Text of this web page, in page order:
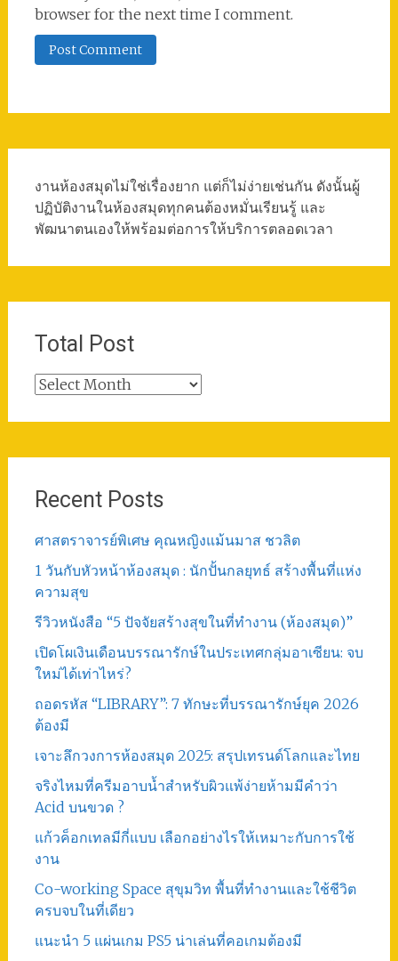
browser for the next time I comment.
งานห้องสมุดไม่ใช่เรื่องยาก แต่ก็ไม่ง่ายเช่นกัน ดังนั้นผู้
ปฏิบัติงานในห้องสมุดทุกคนต้องหมั่นเรียนรู้ และ
พัฒนาตนเองให้พร้อมต่อการให้บริการตลอดเวลา
Total Post
Total
Recent Posts
ศาสตราจารย์พิเศษ คุณหญิงแม้นมาส ชวลิต
1 วันกับหัวหน้าห้องสมุด : นักปั้นกลยุทธ์ สร้างพื้นที่แห่ง
ความสุข
รีวิวหนังสือ “5 ปัจจัยสร้างสุขในที่ทำงาน (ห้องสมุด)”
เปิดโผเงินเดือนบรรณารักษ์ในประเทศกลุ่มอาเซียน: จบ
ใหม่ได้เท่าไหร่?
ถอดรหัส “LIBRARY”: 7 ทักษะที่บรรณารักษ์ยุค 2026
ต้องมี
เจาะลึกวงการห้องสมุด 2025: สรุปเทรนด์โลกและไทย
จริงไหมที่ครีมอาบน้ำสำหรับผิวแพ้ง่ายห้ามมีคำว่า
Acid บนขวด ?
แก้วค็อกเทลมีกี่แบบ เลือกอย่างไรให้เหมาะกับการใช้
งาน
Co-working Space สุขุมวิท พื้นที่ทำงานและใช้ชีวิต
ครบจบในที่เดียว
แนะนำ 5 แผ่นเกม PS5 น่าเล่นที่คอเกมต้องมี